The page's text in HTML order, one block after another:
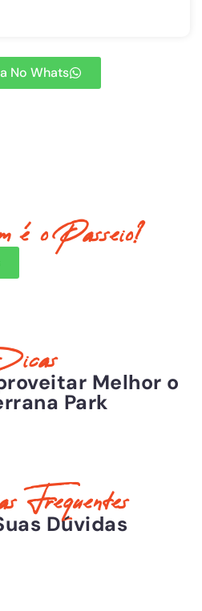
No Whats
é o Passeio?
Melhor o
Park
Frequentes
Dúvidas